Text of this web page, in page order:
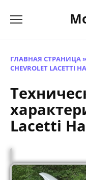
ГЛАВНАЯ СТРАНИЦА»
CHEVROLET LACETTI
Lacetti